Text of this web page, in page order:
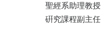
聖經系助理教授
硏究課程副主任